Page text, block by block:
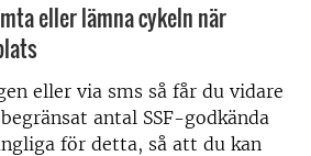
eller lämna cykeln när
eller via sms så får du vidare
begränsat antal SSF-godkända
för detta, så att du kan